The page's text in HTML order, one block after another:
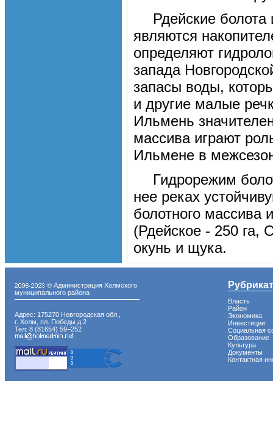
Рдейские
являются
определяют
запада
запасы воды,
и другие малые
Ильмень
массива играют
Ильмене в
Гидрорежим
нее реках
болотного массива
(Рдейское - 250 га,
окунь и щука.
© Администрация Холмского
муниципального района
Адрес: 175270 Новгородская обл.,
г. Холм, пл. Победы д.2
Тел: 8 (81654) 59−252
Власть
Район
Экономика
Инвестиции
Социальная
Образование
Культура
Документы
Контактная